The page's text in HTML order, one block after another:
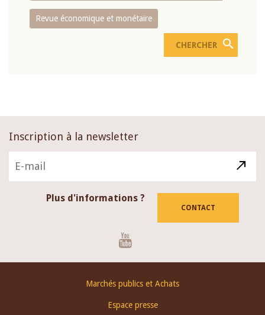
Revue économique et monétaire
Inscription à la newsletter
Plus d'informations ?
CONTACT
Marchés publics et Achats
Espace presse